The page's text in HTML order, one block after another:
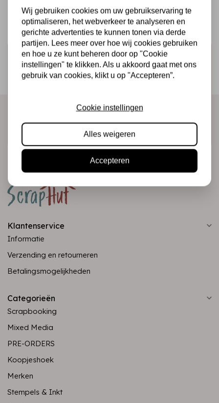
Schrijf je in voor de nieuwsbrief
Ontvang als eerste onze actie en nieuwe producten
Klantenservice
Informatie
Verzending en retourneren
Betalingsmogelijkheden
Categorieën
Scrapbooking
Mixed Media
PRE-ORDERS
Koopjeshoek
Merken
Stempels & Inkt
Wij gebruiken cookies om uw gebruikservaring te
optimaliseren, het webverkeer te analyseren en
gerichte advertenties te kunnen tonen via derde
partijen. Lees meer over hoe wij cookies gebruiken
en hoe u ze kunt beheren door op "Cookie
instellingen" te klikken. Als u akkoord gaat met ons
gebruik van cookies, klikt u op "Accepteren”.
Cookie instellingen
Alles weigeren
Accepteren